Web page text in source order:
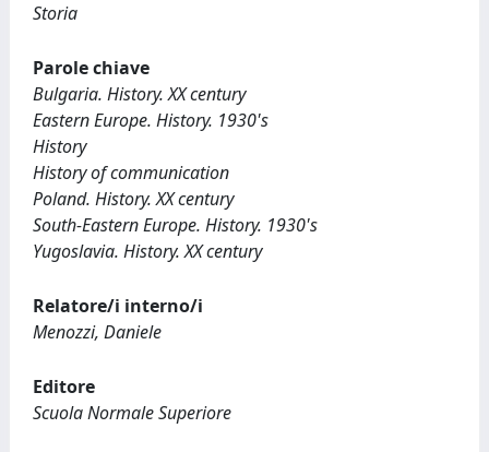
Storia
Parole chiave
Bulgaria. History. XX century
Eastern Europe. History. 1930's
History
History of communication
Poland. History. XX century
South-Eastern Europe. History. 1930's
Yugoslavia. History. XX century
Relatore/i interno/i
Menozzi, Daniele
Editore
Scuola Normale Superiore